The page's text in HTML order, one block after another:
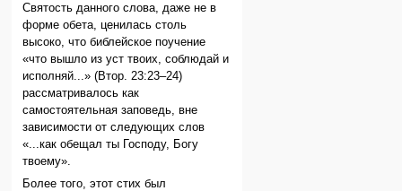
Святость данного слова, даже не в
форме обета, ценилась столь
высоко, что библейское поучение
«что вышло из уст твоих, соблюдай и
исполняй...» (Втор. 23:23–24)
рассматривалось как
самостоятельная заповедь, вне
зависимости от следующих слов
«...как обещал ты Господу, Богу
твоему».
Более того, этот стих был